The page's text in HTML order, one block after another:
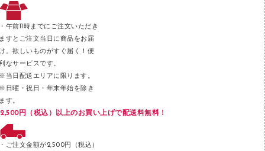
２穴リフィル・２穴インデックス
ラベル類
メンディングテープ
メッシュケース／ペンケース
フロアケース
ブックエンド／ブックスタンド
パンチ
午前11時までにご注文いただき
すとご注文当日に商品をお届
。欲しいものがすぐ届く！便
なサービスです。
当日配送エリアに限ります。
日曜・祝日・年末年始を除き
す。
2,500円（税込）以上のお買い上げで配送料無料！
ご注文金額が2,500円（税込）